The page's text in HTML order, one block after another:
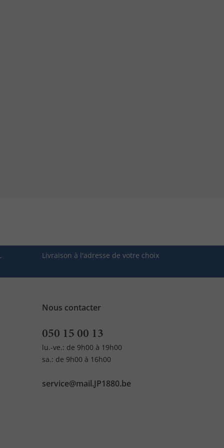
Livraison à l'adresse de votre choix
Nous contacter
050 15 00 13
lu.-ve.: de 9h00 à 19h00
sa.: de 9h00 à 16h00
service@mail.JP1880.be